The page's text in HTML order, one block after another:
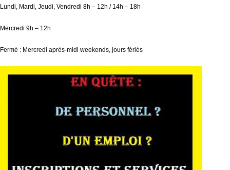
Lundi, Mardi, Jeudi, Vendredi 8h – 12h / 14h – 18h
Mercredi 9h – 12h
Fermé : Mercredi après-midi weekends, jours fériés